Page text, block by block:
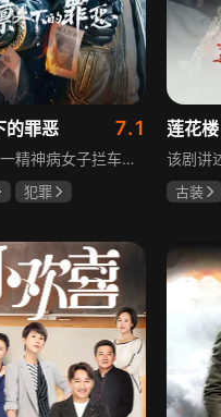
的罪恶 7.1
凛冬，一精神病女子拦车报案，称丈夫杀人，刑警沈栋梁吴红兵由此揭开系列碎尸案真相。然而风浪未平，储蓄所抢劫杀人案，少女失踪案，流窜抢车案接连发生，沈栋梁与吴红兵追凶之际，竟牵出改变二人命运的人性悲剧。
犯罪
莲花楼
古装